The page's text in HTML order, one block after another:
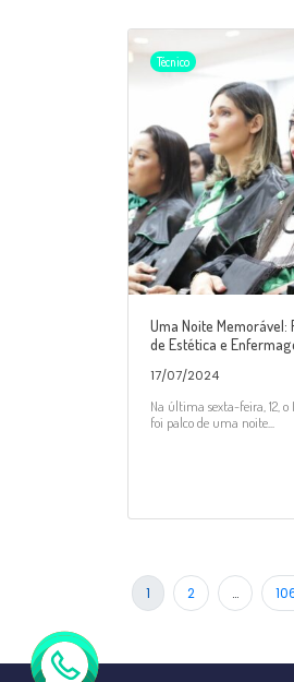
Técnico
Uma Noite Memorável:
de Estética e
17/07/2024
Na última sexta-feira, 12,
foi palco de uma noite...
1 2 …